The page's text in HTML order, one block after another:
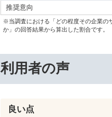
推奨意向
※当調査における「どの程度その企業の
か」の回答結果から算出した割合です。
利用者の声
良い点